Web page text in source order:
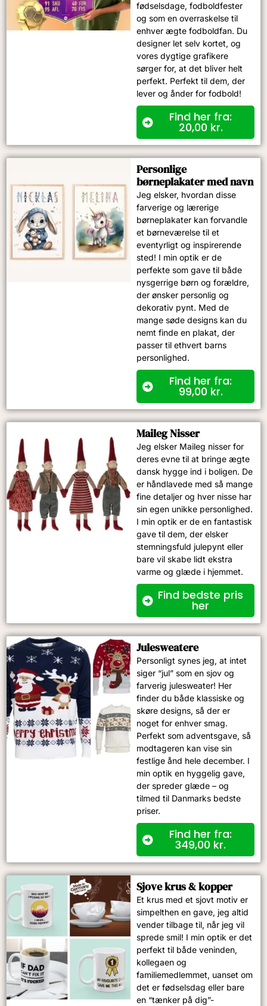
fødselsdage, fodboldfester
og som en overraskelse til
enhver ægte fodboldfan. Du
designer let selv kortet, og
vores dygtige grafikere
sørger for, at det bliver helt
perfekt. Perfekt til dem, der
lever og ånder for fodbold!
Find her fra:
20,00 kr.
Personlige
børneplakater med navn
Jeg elsker, hvordan disse
farverige og lærerige
børneplakater kan forvandle
et børneværelse til et
eventyrligt og inspirerende
sted! I min optik er de
perfekte som gave til både
nysgerrige børn og forældre,
der ønsker personlig og
dekorativ pynt. Med de
mange søde designs kan du
nemt finde en plakat, der
passer til ethvert barns
personlighed.
Find her fra:
99,00 kr.
Maileg Nisser
Jeg elsker Maileg nisser for
deres evne til at bringe ægte
dansk hygge ind i boligen. De
er håndlavede med så mange
fine detaljer og hver nisse har
sin egen unikke personlighed.
I min optik er de en fantastisk
gave til dem, der elsker
stemningsfuld julepynt eller
bare vil skabe lidt ekstra
varme og glæde i hjemmet.
Find bedste pris
her
Julesweatere
Personligt synes jeg, at intet
siger “jul” som en sjov og
farverig julesweater! Her
finder du både klassiske og
skøre designs, så der er
noget for enhver smag.
Perfekt som adventsgave, så
modtageren kan vise sin
festlige ånd hele december. I
min optik en hyggelig gave,
der spreder glæde – og
tilmed til Danmarks bedste
priser.
Find her fra:
349,00 kr.
Sjove krus & kopper
Et krus med et sjovt motiv er
simpelthen en gave, jeg altid
vender tilbage til, når jeg vil
sprede smil! I min optik er det
perfekt til både veninden,
kollegaen og
familiemedlemmet, uanset om
det er fødselsdag eller bare
en “tænker på dig”-